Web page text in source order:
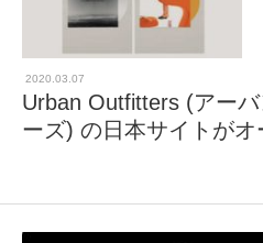
2020.03.07
Urban Outfitters (アー
ーズ) の日本サイトがオ